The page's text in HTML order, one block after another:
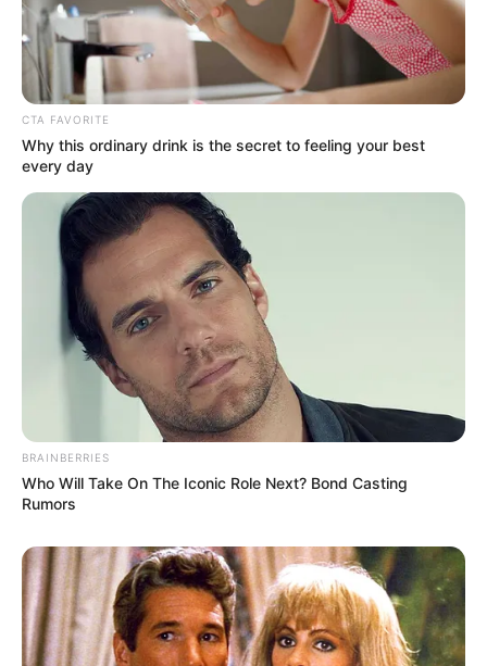
ΕΒΡΑΙΟΙ ΚΑΙ ΕΠΑΝΑΣΤΑΣΕΙΣ….
Ο ΠΟΥ υπό έλεγχο:
παρατυπίες και
Email address:
Όλα τα κείμενα και οι εικόνες είναι πνευματική ιδιοκτησία του
ΝΙΚΟΛΑΟΣ ΑΝΑΞΙΜΑΝΔΡΟΣ. Aπαγορεύεται η αναπαραγωγή, η
CTA FAVORITE
Why this ordinary drink is the secret to feeling your best
every day
BRAINBERRIES
Who Will Take On The Iconic Role Next? Bond Casting
Rumors